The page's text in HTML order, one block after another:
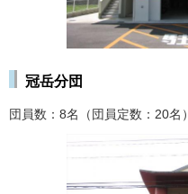
冠岳分団
団員数：8名（団員定数：20名）